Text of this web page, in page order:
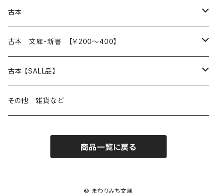
本 の あれこれ
読書のこと
本屋のこと
文芸
近代小説 エッセイ 戯曲（日本人作家）
現代小説 エッセイ 戯曲（日本人作家）
現代小説 エッセイ 戯曲（外国人作家）
日々 の できこと
日常の 風景 群像
生き方 ライフスタイル
人生 生き方 について考える
食べ物 料理
古本
本 の あれこれ
読書のこと
本屋のこと
日本文学
小説 エッセイ 戯曲（日本人作家）
海外文学
詩（外国人作家）
日常の 風景 群像
生き方 ライフスタイル
趣味 ファッション 生活用品 雑貨
古本 文庫・新書 【￥200～400】
日本文学
小説 エッセイ 戯曲
海外文学
古本 【SALL品】
20％OFF
その他 雑貨など
商品一覧に戻る
© まわりみち文庫